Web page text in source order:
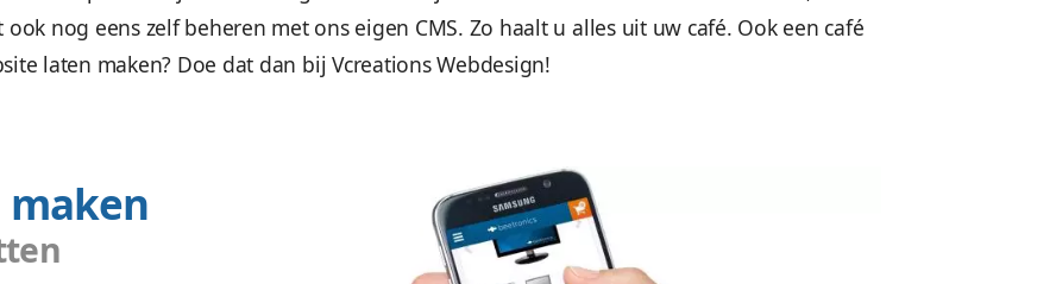
graag een café website laten maken? Wij maken websites voor horeca gelegenheden
U kunt dit ook nog eens zelf beheren met ons eigen CMS. Zo haalt u alles uit uw café.
website laten maken? Doe dat dan bij Vcreations Webdesign!